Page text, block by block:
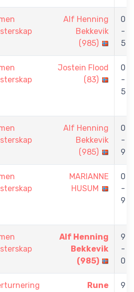
Alf Henning
Bekkevik
(985)
0
-
5
Jostein Flood
(83)
0
-
5
Alf Henning
Bekkevik
(985)
0
-
9
MARIANNE
HUSUM
0
-
9
Alf Henning
Bekkevik
(985)
9
-
0
Rune
9